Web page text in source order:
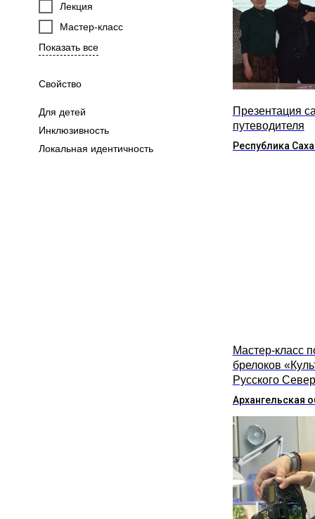
Лекция
Мастер-класс
Показать все
Свойство
Для детей
Инклюзивность
Локальная идентичность
Презентация
путеводителя
Республика
Мастер-класс
брелоков
Русского
Архангельская